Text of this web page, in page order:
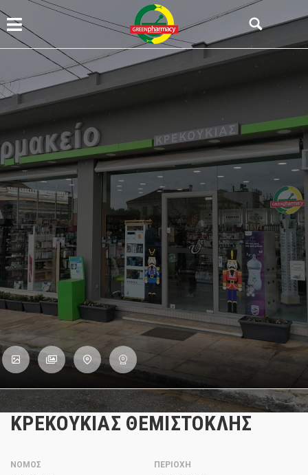
ΚΡΕΚΟΥΚΙΑΣ ΘΕΜΙΣΤΟΚΛΗΣ
ΝΟΜΟΣ
ΠΕΡΙΟΧΗ